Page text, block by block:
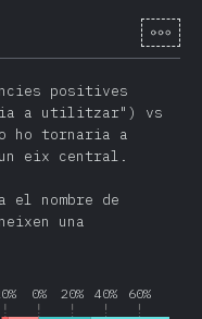
[ca-
positives
a utilitzar") vs
ho tornaria a
eix central.
nombre de
una
0% 20% 40% 60%